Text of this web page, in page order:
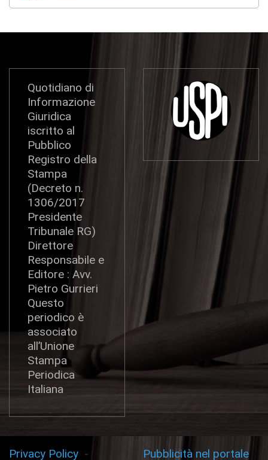
Quotidiano di
Informazione
Giuridica
iscritto al
Pubblico
Registro della
Stampa
(Decreto n.
1306/2017
Presidente
Tribunale RG)
Direttore
Responsabile e
Editore : Avv.
Pietro Gurrieri
Questo
periodico è
associato
all’Unione
Stampa
Periodica
Italiana
Privacy Policy - Pubblicità nel portale